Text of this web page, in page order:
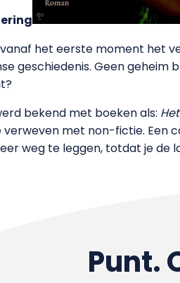
het eerste moment het
geschiedenis. Geen
bekend met boeken als:
met non-fictie. Een
weg te leggen, totdat je de
Punt.